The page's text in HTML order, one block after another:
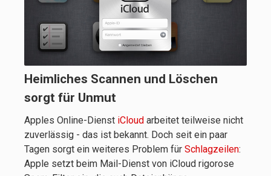
Heimliches Scannen und Löschen
sorgt für Unmut
Apples Online-Dienst iCloud arbeitet teilweise nicht
zuverlässig - das ist bekannt. Doch seit ein paar
Tagen sorgt ein weiteres Problem für Schlagzeilen:
Apple setzt beim Mail-Dienst von iCloud rigorose